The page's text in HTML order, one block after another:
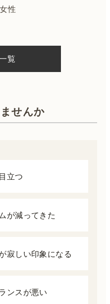
性
覧
せんか
立つ
が減ってきた
寂しい印象になる
ンスが悪い